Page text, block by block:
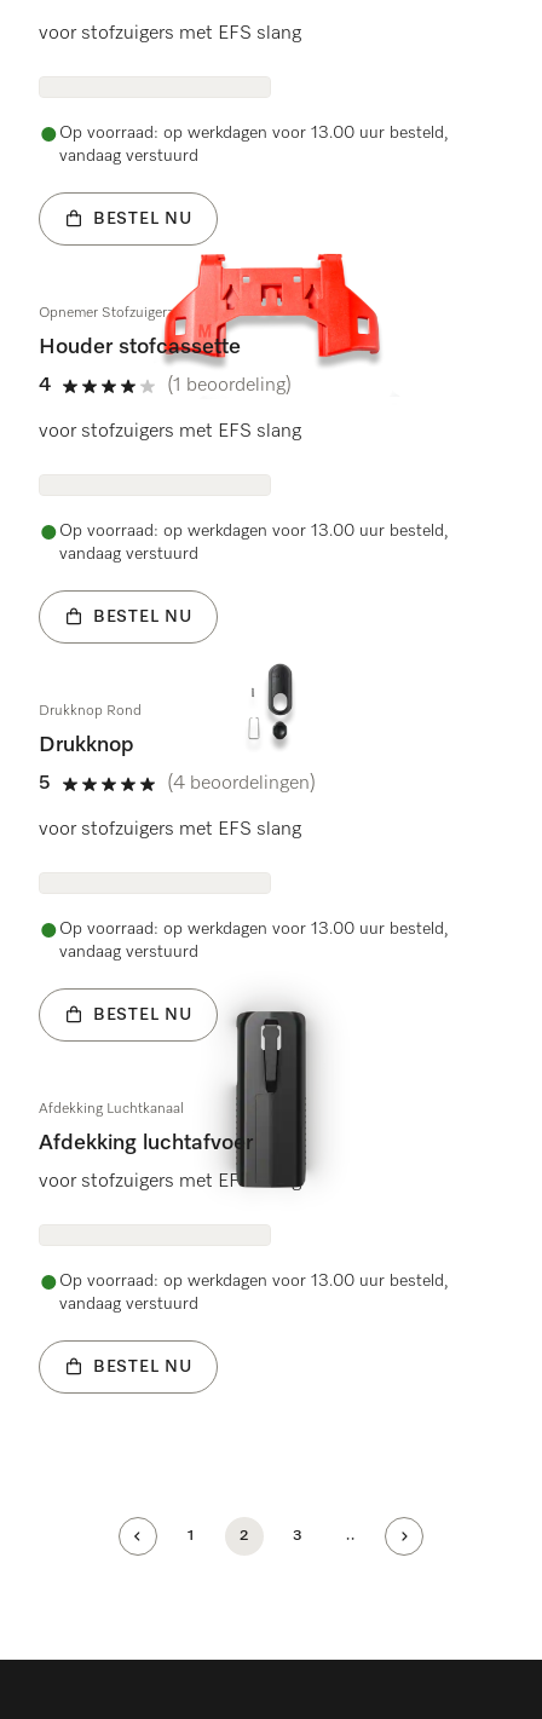
voor stofzuigers met EFS slang
Op voorraad: op werkdagen voor 13.00 uur besteld,
vandaag verstuurd
BESTEL NU
Opnemer Stofzuigerzak
Houder stofcassette
4
4 sterren op 5
(1 beoordeling)
voor stofzuigers met EFS slang
Op voorraad: op werkdagen voor 13.00 uur besteld,
vandaag verstuurd
BESTEL NU
Drukknop Rond
Drukknop
5
5 sterren op 5
(4 beoordelingen)
voor stofzuigers met EFS slang
Op voorraad: op werkdagen voor 13.00 uur besteld,
vandaag verstuurd
BESTEL NU
Afdekking Luchtkanaal
Afdekking luchtafvoer
voor stofzuigers met EFS slang
Op voorraad: op werkdagen voor 13.00 uur besteld,
vandaag verstuurd
BESTEL NU
1 2 3 ..